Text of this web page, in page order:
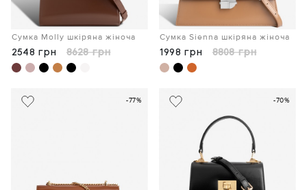
Сумка Molly шкіряна жіноча
2548 грн 8628 грн
Сумка Sienna шкіряна жіноча
1998 грн 8808 грн
-77% -70%